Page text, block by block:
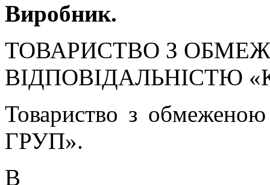
Виробник.
ТОВАРИСТВО З
ВІДПОВІДАЛЬНІСТЮ
Товариство з обмеженою
ГРУП».
В